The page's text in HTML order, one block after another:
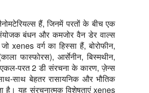
हैं, जिनमें परतों के बीच एक
बंधन और कमजोर वैन डेर वाल्स
xenes वर्ग का हिस्सा हैं, बोरोफीन,
फास्फोरस), आर्सेनीन, बिस्मथीन,
परत 2 डी संरचना के कारण, ज़ेन्स
साथ बेहतर रासायनिक और भौतिक
है। यह संरचनात्मक विशेषताएं xenes